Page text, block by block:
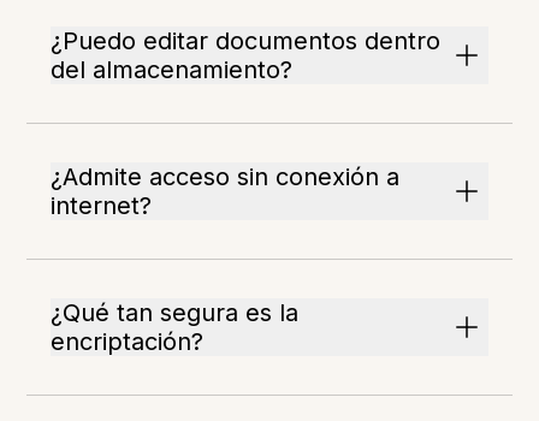
¿Puedo editar documentos dentro
del almacenamiento?
¿Admite acceso sin conexión a
internet?
¿Qué tan segura es la
encriptación?